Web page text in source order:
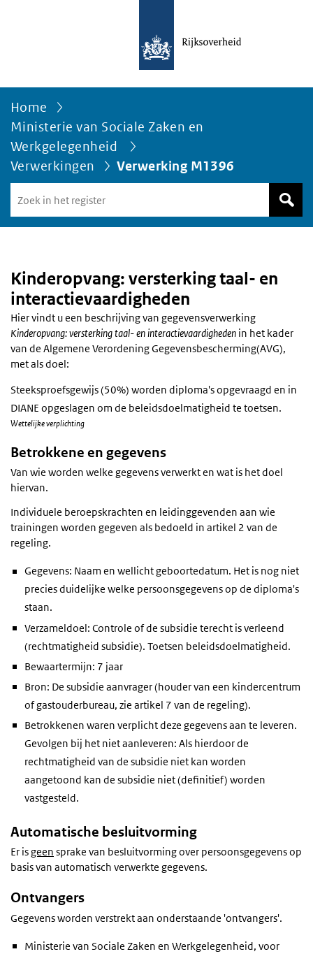
Home
Ministerie van Sociale Zaken en
Werkgelegenheid
Verwerkingen
Verwerking M1396
in
het
Kinderopvang: versterking taal- en
interactievaardigheden
Hier vindt u een beschrijving van gegevensverwerking
Kinderopvang: versterking taal- en interactievaardigheden in het kader
van de Algemene Verordening Gegevensbescherming(AVG),
met als doel:
Steeksproefsgewijs (50%) worden diploma's opgevraagd en in
DIANE opgeslagen om de beleidsdoelmatigheid te toetsen.
Wettelijke verplichting
Betrokkene en gegevens
Van wie worden welke gegevens verwerkt en wat is het doel
hiervan.
Individuele beroepskrachten en leidinggevenden aan wie
trainingen worden gegeven als bedoeld in artikel 2 van de
regeling.
Gegevens: Naam en wellicht geboortedatum. Het is nog niet
precies duidelijke welke persoonsgegevens op de diploma's
staan.
Verzameldoel: Controle of de subsidie terecht is verleend
(rechtmatigheid subsidie). Toetsen beleidsdoelmatigheid.
Bewaartermijn: 7 jaar
Bron: De subsidie aanvrager (houder van een kindercentrum
of gastouderbureau, zie artikel 7 van de regeling).
Betrokkenen waren verplicht deze gegevens aan te leveren.
Gevolgen bij het niet aanleveren: Als hierdoor de
rechtmatigheid van de subsidie niet kan worden
aangetoond kan de subsidie niet (definitief) worden
vastgesteld.
Automatische besluitvorming
Er isgeen sprake van besluitvorming over persoonsgegevens op
basis van automatisch verwerkte gegevens.
Ontvangers
Gegevens worden verstrekt aan onderstaande 'ontvangers'.
Ministerie van Sociale Zaken en Werkgelegenheid, voor